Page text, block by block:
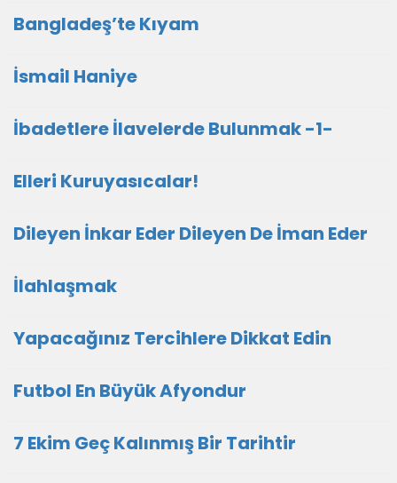
Bangladeş’te Kıyam
İsmail Haniye
İbadetlere İlavelerde Bulunmak -1-
Elleri Kuruyasıcalar!
Dileyen İnkar Eder Dileyen De İman Eder
İlahlaşmak
Yapacağınız Tercihlere Dikkat Edin
Futbol En Büyük Afyondur
7 Ekim Geç Kalınmış Bir Tarihtir